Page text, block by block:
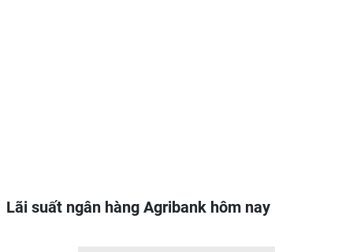
Lãi suất ngân hàng Agribank hôm nay